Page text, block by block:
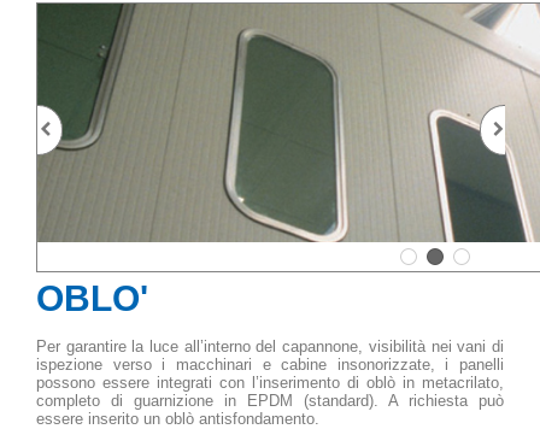
OBLO'
Per garantire la luce all’interno del capannone, visibilità nei vani di
ispezione verso i macchinari e cabine insonorizzate, i panelli
possono essere integrati con l’inserimento di oblò in metacrilato,
completo di guarnizione in EPDM (standard). A richiesta può
essere inserito un oblò antisfondamento.